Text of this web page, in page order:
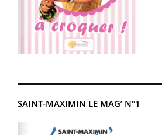
SAINT-MAXIMIN LE MAG’ N°1